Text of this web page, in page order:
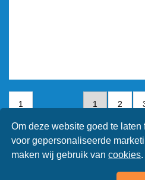
Om deze website goed te laten
voor gepersonaliseerde
maken wij gebruik vancookies.
1 1 2